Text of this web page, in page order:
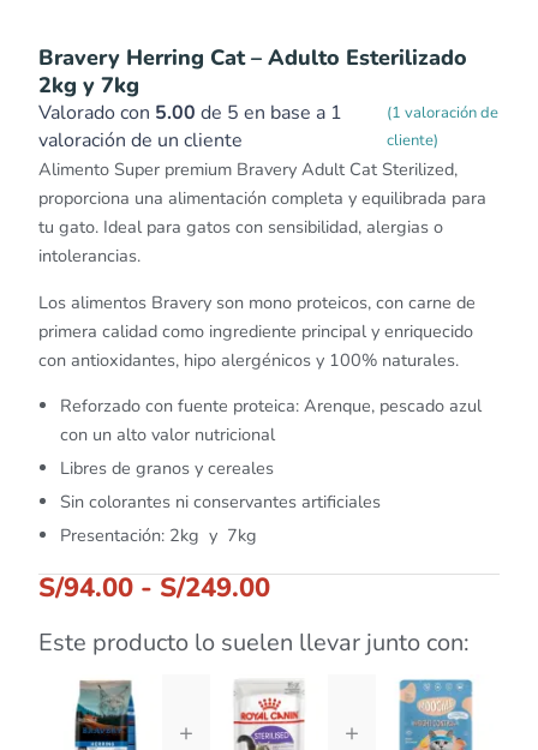
Bravery Herring Cat – Adulto Esterilizado
2kg y 7kg
Valorado con 5.00 de 5 en base a 1
valoración de un cliente
(1 valoración de
cliente)
Alimento Super premium Bravery Adult Cat Sterilized,
proporciona una alimentación completa y equilibrada para
tu gato. Ideal para gatos con sensibilidad, alergias o
intolerancias.
Los alimentos Bravery son mono proteicos, con carne de
primera calidad como ingrediente principal y enriquecido
con antioxidantes, hipo alergénicos y 100% naturales.
Reforzado con fuente proteica: Arenque, pescado azul
con un alto valor nutricional
Libres de granos y cereales
Sin colorantes ni conservantes artificiales
Presentación: 2kg y 7kg
S/94.00 - S/249.00
Este producto lo suelen llevar junto con:
+ +